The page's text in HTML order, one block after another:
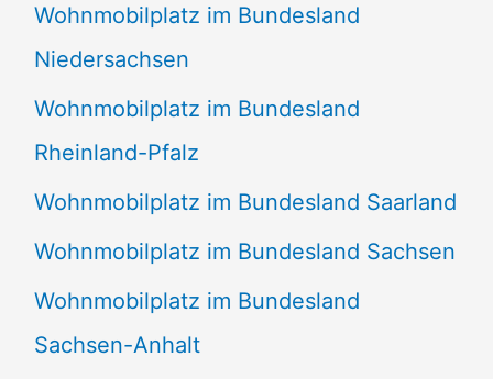
Wohnmobilplatz im Bundesland
Niedersachsen
Wohnmobilplatz im Bundesland
Rheinland-Pfalz
Wohnmobilplatz im Bundesland Saarland
Wohnmobilplatz im Bundesland Sachsen
Wohnmobilplatz im Bundesland
Sachsen-Anhalt